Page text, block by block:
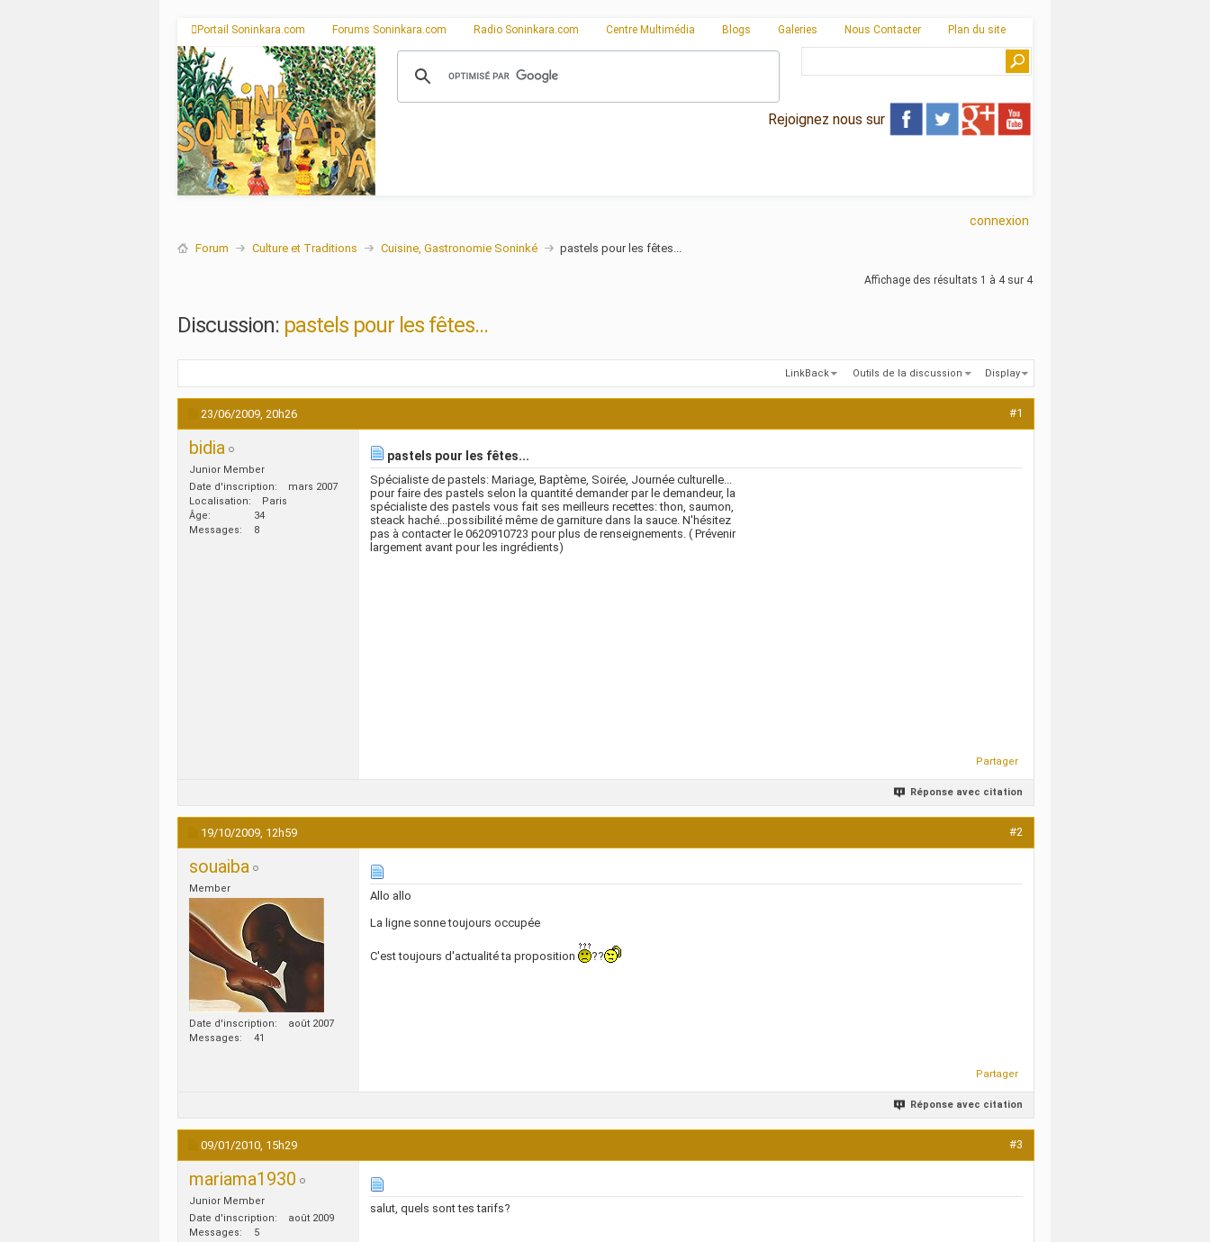
Portail Soninkara.com Forums Soninkara.com Radio Soninkara.com Centre Multimédia Blogs Galeries Nous Contacter Plan du site
Rejoignez nous sur
connexion
Forum Culture et Traditions Cuisine, Gastronomie Soninké pastels pour les fêtes...
Affichage des résultats 1 à 4 sur 4
Discussion: pastels pour les fêtes...
LinkBack Outils de la discussion Display
23/06/2009, 20h26 #1
bidia
Junior Member
Date d'inscription
mars 2007
Localisation
Paris
Âge
34
Messages
8
pastels pour les fêtes...
Spécialiste de pastels: Mariage, Baptème, Soirée, Journée culturelle...
pour faire des pastels selon la quantité demander par le demandeur, la
spécialiste des pastels vous fait ses meilleurs recettes: thon, saumon,
steack haché...possibilité même de garniture dans la sauce. N'hésitez
pas à contacter le 0620910723 pour plus de renseignements. ( Prévenir
largement avant pour les ingrédients)
Partager
Réponse avec citation
19/10/2009, 12h59 #2
souaiba
Member
Date d'inscription
août 2007
Messages
41
Allo allo
La ligne sonne toujours occupée
C'est toujours d'actualité ta proposition ??
Partager
Réponse avec citation
09/01/2010, 15h29 #3
mariama1930
Junior Member
Date d'inscription
août 2009
Messages
5
salut, quels sont tes tarifs?